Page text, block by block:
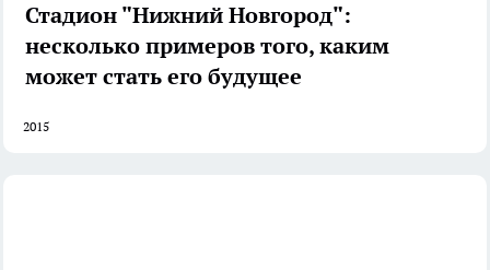
Стадион "Нижний Новгород":
несколько примеров того, каким
может стать его будущее
2015